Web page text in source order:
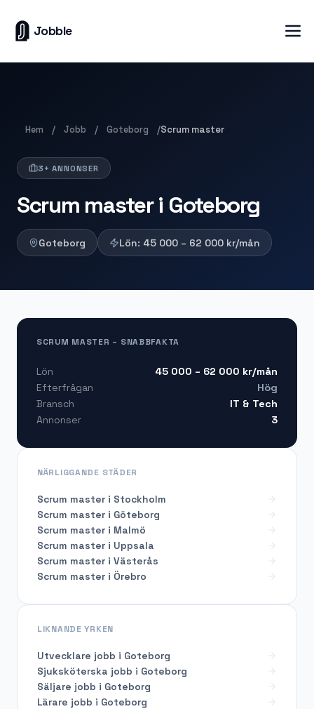
Jobble
Hem / Jobb / Goteborg /Scrum master
3+ ANNONSER
Scrum master i Goteborg
Goteborg Lön: 45 000 – 62 000 kr/mån
SCRUM MASTER – SNABBFAKTA
Lön 45 000 – 62 000 kr/mån
Efterfrågan
Hög
Bransch
IT & Tech
Annonser
3
NÄRLIGGANDE STÄDER
Scrum master i Stockholm
Scrum master i Göteborg
Scrum master i Malmö
Scrum master i Uppsala
Scrum master i Västerås
Scrum master i Örebro
LIKNANDE YRKEN
Utvecklare jobb i Goteborg
Sjuksköterska jobb i Goteborg
Säljare jobb i Goteborg
Lärare jobb i Goteborg